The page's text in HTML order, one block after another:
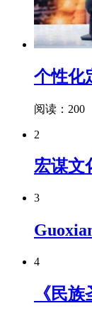
个性化
阅读：200
2
宏谋文
3
4
《民